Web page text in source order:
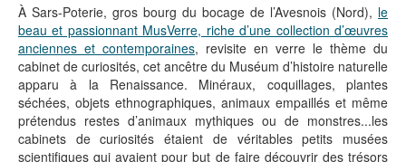
À Sars-Poterie, gros bourg du bocage de l’Avesnois (Nord), le
beau et passionnant MusVerre, riche d’une collection d’œuvres
anciennes et contemporaines, revisite en verre le thème du
cabinet de curiosités, cet ancêtre du Muséum d’histoire naturelle
apparu à la Renaissance. Minéraux, coquillages, plantes
séchées, objets ethnographiques, animaux empaillés et même
prétendus restes d’animaux mythiques ou de monstres...les
cabinets de curiosités étaient de véritables petits musées
scientifiques qui avaient pour but de faire découvrir des trésors